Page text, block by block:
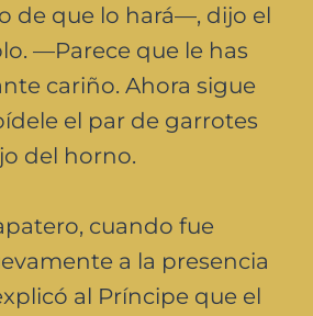
de que lo hará—, dijo el
—Parece que le has
cariño. Ahora sigue
el par de garrotes
del horno.
cuando fue
a la presencia
al Príncipe que el